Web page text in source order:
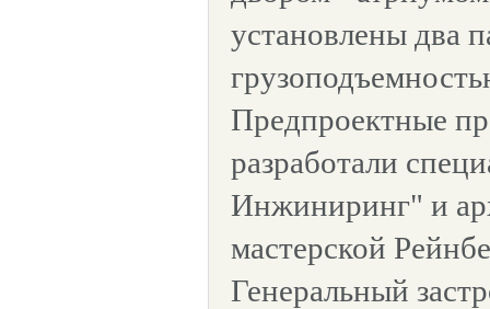
установлены два
Предпроектные
разработали
Инжиниринг" и
мастерской
Генеральный